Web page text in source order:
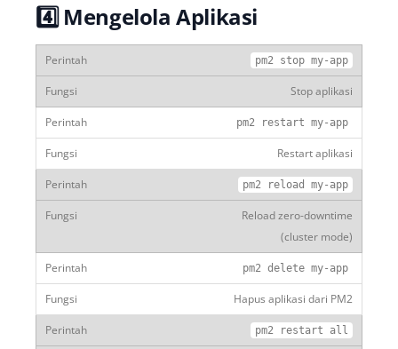
4️⃣ Mengelola Aplikasi
pm2 stop my- app
Stop aplikasi
pm2 restart my- app
Restart aplikasi
pm2 reload my- app
Reload zero-downtime
(cluster mode)
pm2 delete my- app
Hapus aplikasi dari PM2
pm2 restart all